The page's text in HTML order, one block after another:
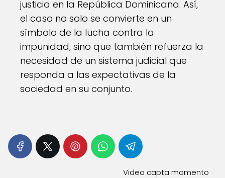
justicia en la República Dominicana. Así,
el caso no solo se convierte en un
símbolo de la lucha contra la
impunidad, sino que también refuerza la
necesidad de un sistema judicial que
responda a las expectativas de la
sociedad en su conjunto.
Video capta momento